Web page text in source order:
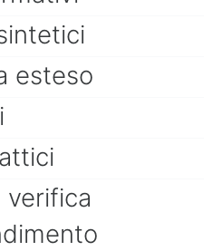
esteso
verifica